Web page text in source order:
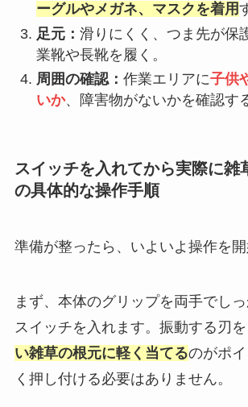
ーグルやメガネ、マスクを着用
足元： 滑りにくく、つま先が保
業靴や長靴を履く。
周囲の確認： 作業エリアに子供
いか、障害物がないかを確認す
スイッチを入れてから実際に雑
の具体的な操作手順
準備が整ったら、いよいよ操作を開
まず、本体のグリップを両手でしっ
スイッチを入れます。振動する刃を
い雑草の根元に軽く当てるのがポ
く押し付ける必要はありません。